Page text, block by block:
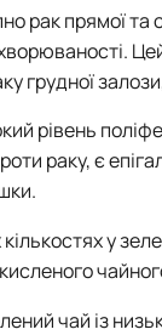
рак прямої
грудної
рівень
раку, є
кількостях у
чай із